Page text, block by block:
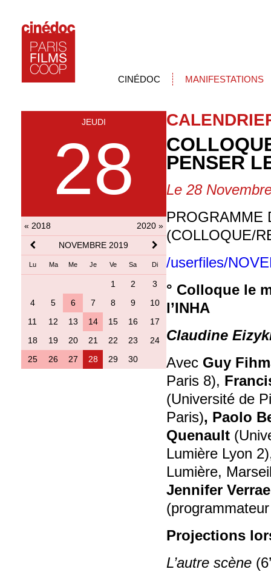
CINÉDOC MANIFESTATIONS
JEUDI
28
« 2018
2020 »
NOVEMBRE 2019
Lu Ma Me Je Ve Sa Di
1 2
3
4
5 6 7 8 9
10
11
12 13 14 15 16
17
18
19 20 21 22 23
24
25
26 27 28 29 30
PENSER
Le 28
PROGRAMME
(COLLOQUE/
/userfiles/
° Colloque le
l’INHA
Claudine
Avec Guy
Paris 8),
(Université de
Paris), Paolo
Quenault
Lumière Lyon
Lumière,
Jennifer
Projections
L’autre scène